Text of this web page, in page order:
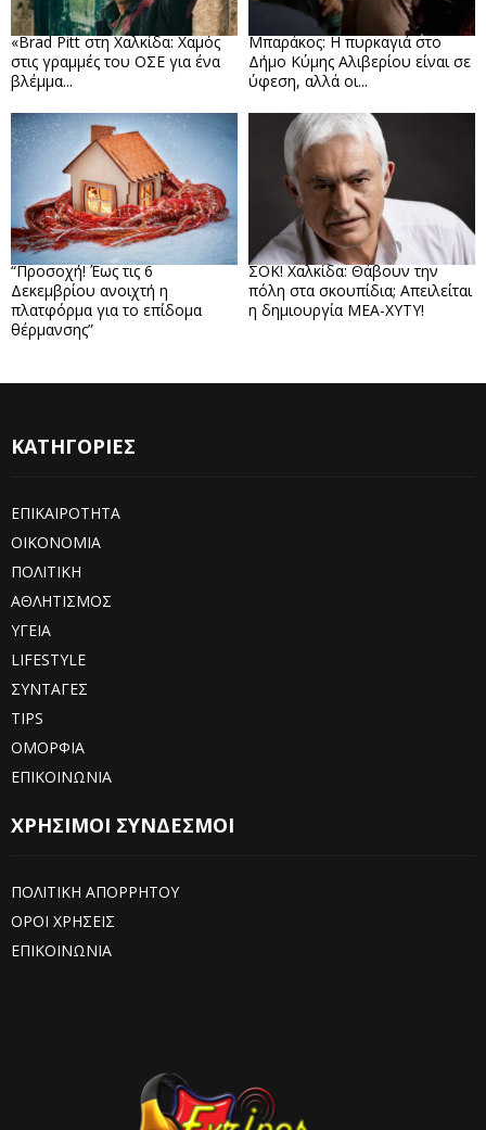
«Brad Pitt στη Χαλκίδα: Χαμός
στις γραμμές του ΟΣΕ για ένα
βλέμμα...
Μπαράκος: Η πυρκαγιά στο
Δήμο Κύμης Αλιβερίου είναι σε
ύφεση, αλλά οι...
“Προσοχή! Έως τις 6
Δεκεμβρίου ανοιχτή η
πλατφόρμα για το επίδομα
θέρμανσης”
ΣΟΚ! Χαλκίδα: Θάβουν την
πόλη στα σκουπίδια; Απειλείται
η δημιουργία ΜΕΑ-ΧΥΤΥ!
ΚΑΤΗΓΟΡΙΕΣ
ΕΠΙΚΑΙΡΟΤΗΤΑ
ΟΙΚΟΝΟΜΙΑ
ΠΟΛΙΤΙΚΗ
ΑΘΛΗΤΙΣΜΟΣ
ΥΓΕΙΑ
LIFESTYLE
ΣΥΝΤΑΓΕΣ
TIPS
ΟΜΟΡΦΙΑ
ΕΠΙΚΟΙΝΩΝΙΑ
ΧΡΗΣΙΜΟΙ ΣΥΝΔΕΣΜΟΙ
ΠΟΛΙΤΙΚΗ ΑΠΟΡΡΗΤΟΥ
ΟΡΟΙ ΧΡΗΣΕΙΣ
ΕΠΙΚΟΙΝΩΝΙΑ